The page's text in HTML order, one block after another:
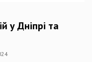
у Дніпрі та